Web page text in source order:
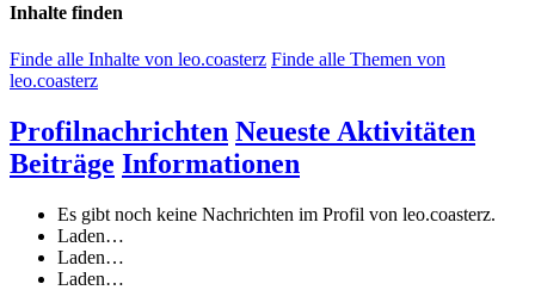
Inhalte finden
Finde alle Inhalte von leo.coasterz Finde alle Themen von
leo.coasterz
Profilnachrichten Neueste Aktivitäten
Beiträge Informationen
Es gibt noch keine Nachrichten im Profil von leo.coasterz.
Laden…
Laden…
Laden…